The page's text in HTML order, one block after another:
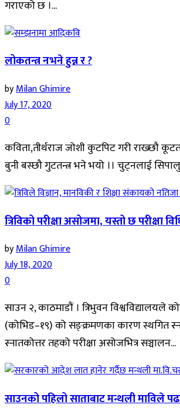
गराएको छ ।...
लोकतन्त्र नभने हुन्न र ?
byMilan Ghimire
July 17, 2020
0
कविता,तीर्थराज जोशी कुटपिट गरी राख्छौ
बुनी बस्छौ गुटतन्त्र भने भयो ।। चुट्नलाई
त्रिविको परीक्षा असोजमा, यस्तो छ परीक्षा
byMilan Ghimire
July 18, 2020
0
साउन २, काठमाडौं । त्रिभुवन विश्वविद्यालयले
(कोभिड–१९) को सङ्क्रमणका कारण स्थगित
स्नातकोत्तर तहको परीक्षा असोजभित्र सञ्चालन...
साउनको पहिलो साताबाट मन्थली माविले